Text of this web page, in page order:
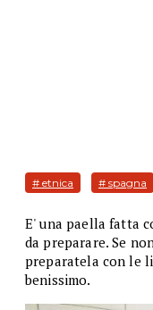
# etnica # spagna
E' una paella fatta
da preparare. Se
preparatela con le
benissimo.